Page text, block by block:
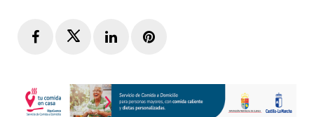
FacebookTwitterLinkedInPinterest